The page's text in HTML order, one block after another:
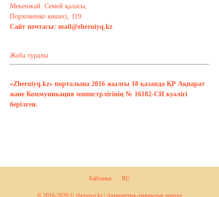
Мекенжай: Семей қаласы,
Порхоменко көшесі, 119
Сайт почтасы: mail@zheruiyq.kz
Жоба туралы
«Zheruiyq.kz» порталына 2016 жылғы 18 қазанда ҚР Ақпарат
және Коммуникация министрлігінің № 16182-СИ куәлігі
берілген.
Байланыс RU
© 2016-2020 © zheruiyq.kz | Ақпараттық-танымдық портал